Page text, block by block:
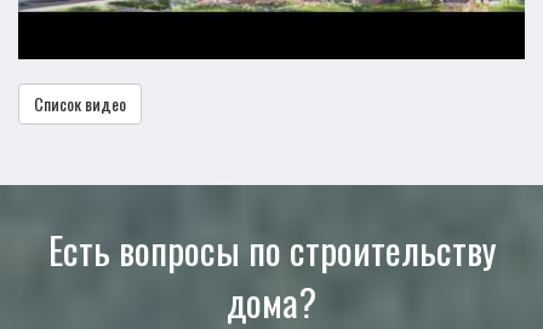
Список видео
Есть вопросы по строительству
дома?